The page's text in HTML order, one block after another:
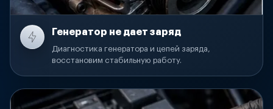
Генератор не дает заряд
Диагностика генератора и цепей заряда,
восстановим стабильную работу.